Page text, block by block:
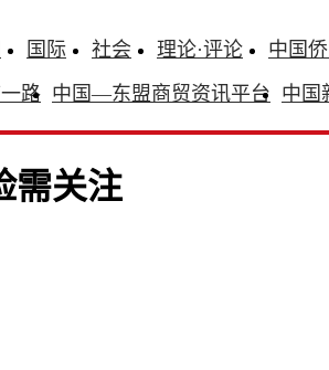
国际 社会 理论·评论 中国
路 中国—东盟商贸资讯平台 中国
需关注